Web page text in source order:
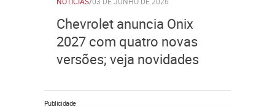
Chevrolet anuncia Onix
2027 com quatro novas
versões; veja novidades
Publicidade